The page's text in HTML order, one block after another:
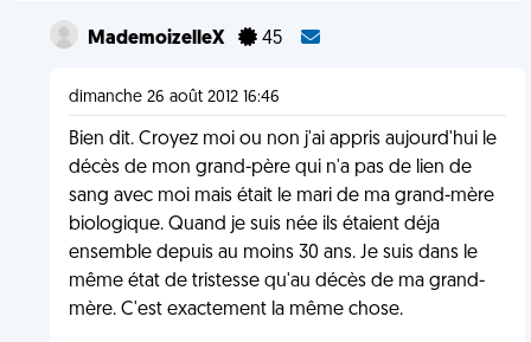
MademoizelleX 45
dimanche 26 août 2012 16:46
Bien dit. Croyez moi ou non j'ai appris aujourd'hui le
décès de mon grand-père qui n'a pas de lien de
sang avec moi mais était le mari de ma grand-mère
biologique. Quand je suis née ils étaient déja
ensemble depuis au moins 30 ans. Je suis dans le
même état de tristesse qu'au décès de ma grand-
mère. C'est exactement la même chose.